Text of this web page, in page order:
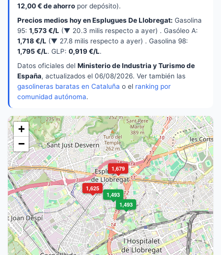
12,00 € de ahorro por depósito).
Precios medios hoy en Esplugues De Llobregat: Gasolina
95: 1,573 €/L (▼ 20.3 milis respecto a ayer) . Gasóleo A:
1,718 €/L (▼ 27.8 milis respecto a ayer) . Gasolina 98:
1,795 €/L. GLP: 0,919 €/L.
Datos oficiales del Ministerio de Industria y Turismo de
España, actualizados el 06/08/2026. Ver también las
gasolineras baratas en Cataluña o el ranking por
comunidad autónoma.
1,493
1,493
1,625
1,679
+
−